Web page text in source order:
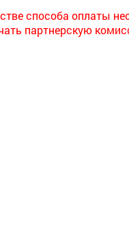
способа оплаты
партнерскую